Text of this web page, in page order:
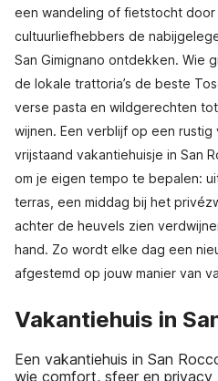
een wandeling of fietstocht
cultuurliefhebbers de
San Gimignano ontdekken. Wie
de lokale trattoria’s de beste
verse pasta en wildgerechten
wijnen. Een verblijf op een
vrijstaand vakantiehuisje in San
om je eigen tempo te bepalen:
terras, een middag bij het
achter de heuvels zien
hand. Zo wordt elke dag een
afgestemd op jouw manier van
Vakantiehuis in
Een vakantiehuis in San
wie comfort, sfeer en privacy